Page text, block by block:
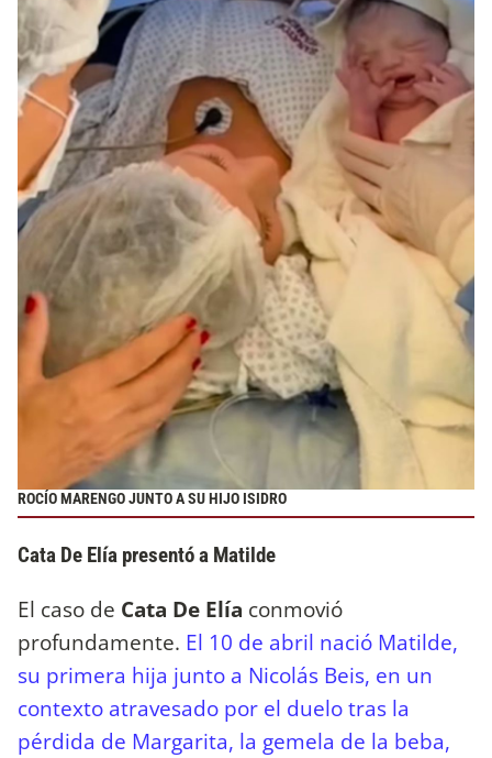
ROCÍO MARENGO JUNTO A SU HIJO ISIDRO
Cata De Elía presentó a Matilde
El caso de Cata De Elía conmovió
profundamente. El 10 de abril nació Matilde,
su primera hija junto a Nicolás Beis, en un
contexto atravesado por el duelo tras la
pérdida de Margarita, la gemela de la beba,